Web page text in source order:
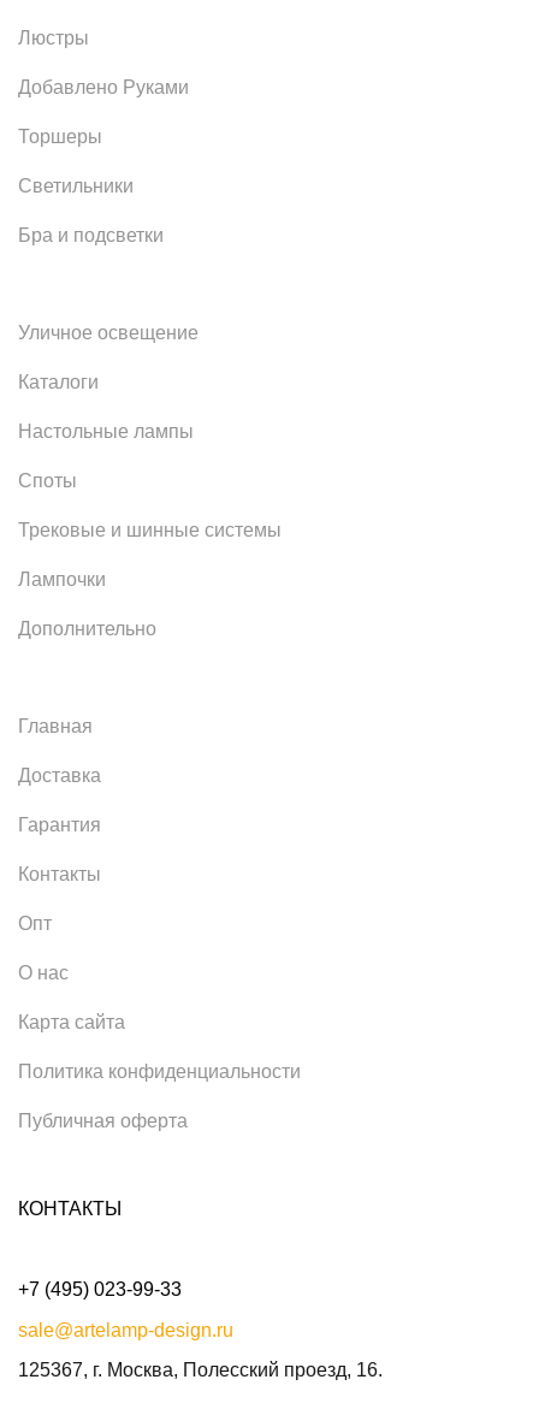
Люстры
Добавлено Руками
Торшеры
Светильники
Бра и подсветки
Уличное освещение
Каталоги
Настольные лампы
Споты
Трековые и шинные системы
Лампочки
Дополнительно
Главная
Доставка
Гарантия
Контакты
Опт
О нас
Карта сайта
Политика конфиденциальности
Публичная оферта
КОНТАКТЫ
+7 (495) 023-99-33
sale@artelamp-design.ru
125367, г. Москва, Полесский проезд, 16.